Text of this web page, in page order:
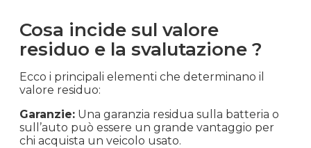
Cosa incide sul valore
residuo e la svalutazione ?
Ecco i principali elementi che determinano il
valore residuo:
Garanzie: Una garanzia residua sulla batteria o
sull’auto può essere un grande vantaggio per
chi acquista un veicolo usato.